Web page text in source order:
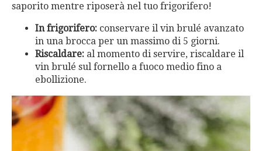
saporito mentre riposerà nel tuo frigorifero!
In frigorifero: conservare il vin brulé avanzato
in una brocca per un massimo di 5 giorni.
Riscaldare: al momento di servire, riscaldare il
vin brulé sul fornello a fuoco medio fino a
ebollizione.